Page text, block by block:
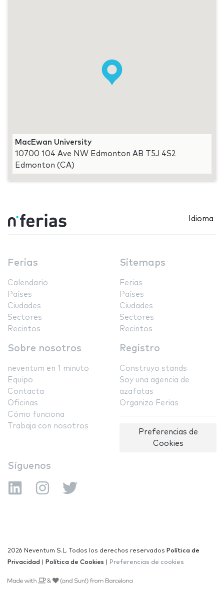
MacEwan University
10700 104 Ave NW Edmonton AB T5J 4S2
Edmonton (CA)
Idioma
Ferias
Calendario
Países
Ciudades
Sectores
Recintos
Sitemaps
Ferias
Países
Ciudades
Sectores
Recintos
Sobre nosotros
neventum en 1 minuto
Equipo
Contacta
Oficinas
Cómo funciona
Trabaja con nosotros
Registro
Construyo stands
Soy una agencia de
azafatas
Organizo Ferias
Preferencias de
Cookies
Síguenos
2026 Neventum S.L. Todos los derechos reservados Política de
Privacidad
Política de Cookies Preferencias de cookies